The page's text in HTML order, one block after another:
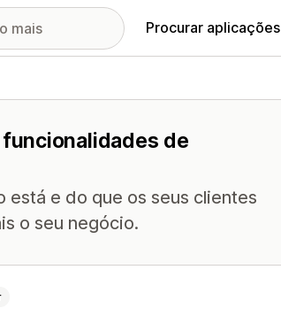
Procurar aplicações
de
está e do que os seus clientes
o seu negócio.